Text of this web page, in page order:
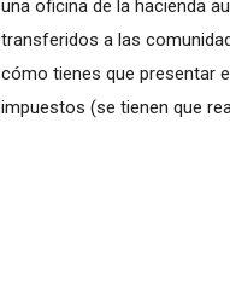
una oficina de la hacienda
transferidos a las
cómo tienes que presentar
impuestos (se tienen que